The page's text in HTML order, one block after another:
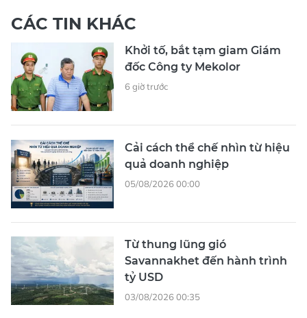
CÁC TIN KHÁC
Khởi tố, bắt tạm giam Giám
đốc Công ty Mekolor
6 giờ trước
Cải cách thể chế nhìn từ hiệu
quả doanh nghiệp
05/08/2026 00:00
Từ thung lũng gió
Savannakhet đến hành trình
tỷ USD
03/08/2026 00:35